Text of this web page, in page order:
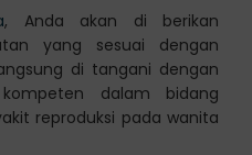
, Anda akan di berikan
yang sesuai dengan
di tangani dengan
dalam bidang
reproduksi pada wanita